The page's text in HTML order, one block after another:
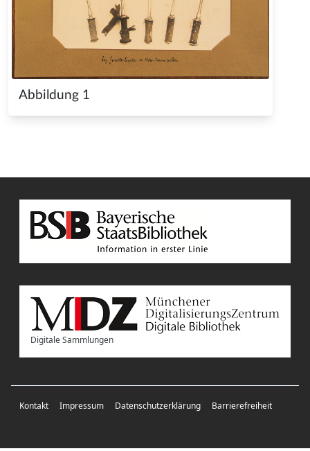
Abbildung 1
Digitale Sammlungen
Kontakt Impressum Datenschutzerklärung Barrierefreiheit